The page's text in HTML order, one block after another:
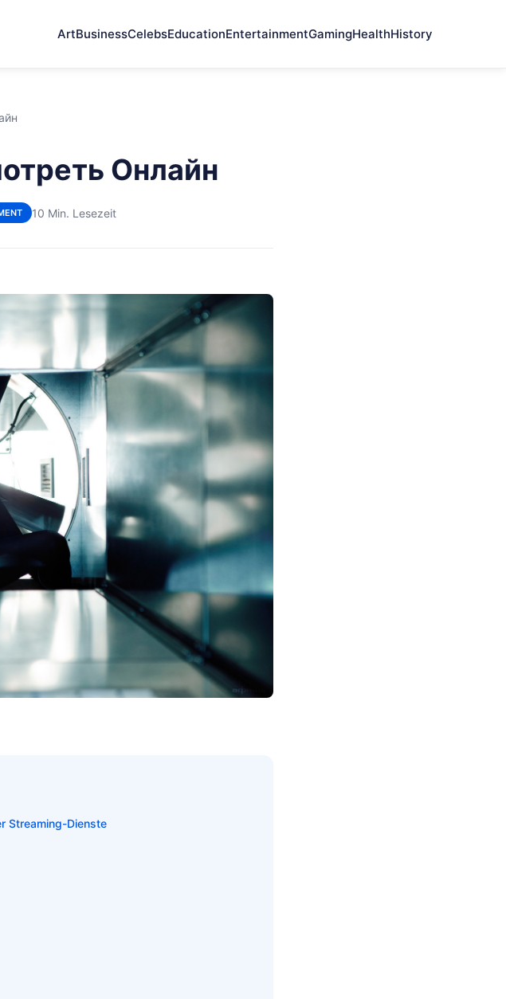
ArtBusinessCelebsEducationEntertainmentGamingHealthHistory
Онлайн
10 Min. Lesezeit
Streaming-Dienste